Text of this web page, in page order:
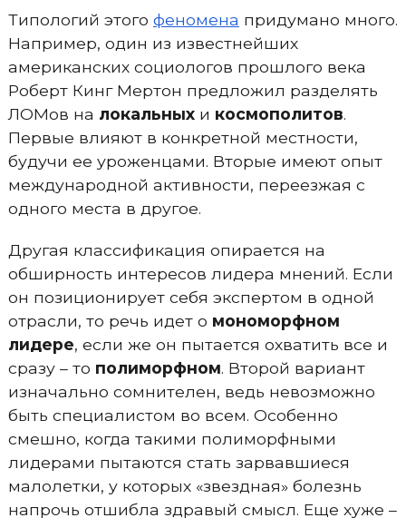
Типологий этого феномена придумано много.
Например, один из известнейших
американских социологов прошлого века
Роберт Кинг Мертон предложил разделять
ЛОМов на локальныхи космополитов.
Первые влияют в конкретной местности,
будучи ее уроженцами. Вторые имеют опыт
международной активности, переезжая с
одного места в другое.
Другая классификация опирается на
обширность интересов лидера мнений. Если
он позиционирует себя экспертом в одной
отрасли, то речь идет о мономорфном
лидере, если же он пытается охватить все и
сразу – то полиморфном. Второй вариант
изначально сомнителен, ведь невозможно
быть специалистом во всем. Особенно
смешно, когда такими полиморфными
лидерами пытаются стать зарвавшиеся
малолетки, у которых «звездная» болезнь
напрочь отшибла здравый смысл. Еще хуже –